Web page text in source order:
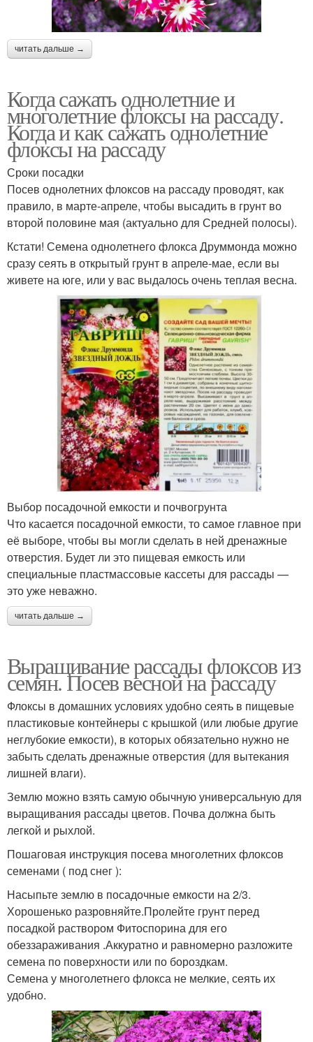
читать дальше →
Когда сажать однолетние и
многолетние флоксы на рассаду.
Когда и как сажать однолетние
флоксы на рассаду
Сроки посадки
Посев однолетних флоксов на рассаду проводят, как
правило, в марте-апреле, чтобы высадить в грунт во
второй половине мая (актуально для Средней полосы).
Кстати! Семена однолетнего флокса Друммонда можно
сразу сеять в открытый грунт в апреле-мае, если вы
живете на юге, или у вас выдалось очень теплая весна.
Выбор посадочной емкости и почвогрунта
Что касается посадочной емкости, то самое главное при
её выборе, чтобы вы могли сделать в ней дренажные
отверстия. Будет ли это пищевая емкость или
специальные пластмассовые кассеты для рассады —
это уже неважно.
читать дальше →
Выращивание рассады флоксов из
семян. Посев весной на рассаду
Флоксы в домашних условиях удобно сеять в пищевые
пластиковые контейнеры с крышкой (или любые другие
неглубокие емкости), в которых обязательно нужно не
забыть сделать дренажные отверстия (для вытекания
лишней влаги).
Землю можно взять самую обычную универсальную для
выращивания рассады цветов. Почва должна быть
легкой и рыхлой.
Пошаговая инструкция посева многолетних флоксов
семенами ( под снег ):
Насыпьте землю в посадочные емкости на 2/3.
Хорошенько разровняйте.Пролейте грунт перед
посадкой раствором Фитоспорина для его
обеззараживания .Аккуратно и равномерно разложите
семена по поверхности или по бороздкам.
Семена у многолетнего флокса не мелкие, сеять их
удобно.